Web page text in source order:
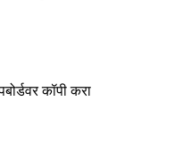
कॉपी करा